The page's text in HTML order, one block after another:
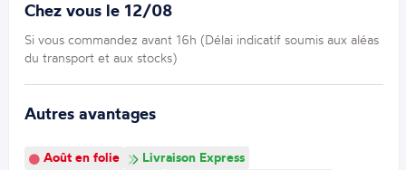
Chez vous le 12/08
Si vous commandez avant 16h (Délai indicatif soumis aux aléas
du transport et aux stocks)
Autres avantages
Août en folie
Livraison Express